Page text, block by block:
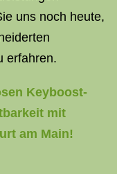
uns noch heute,
erfahren.
Keyboost-
mit
am Main!